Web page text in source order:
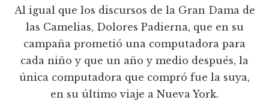
Al igual que los discursos de la Gran Dama de
las Camelias, Dolores Padierna, que en su
campaña prometió una computadora para
cada niño y que un año y medio después, la
única computadora que compró fue la suya,
en su último viaje a Nueva York.